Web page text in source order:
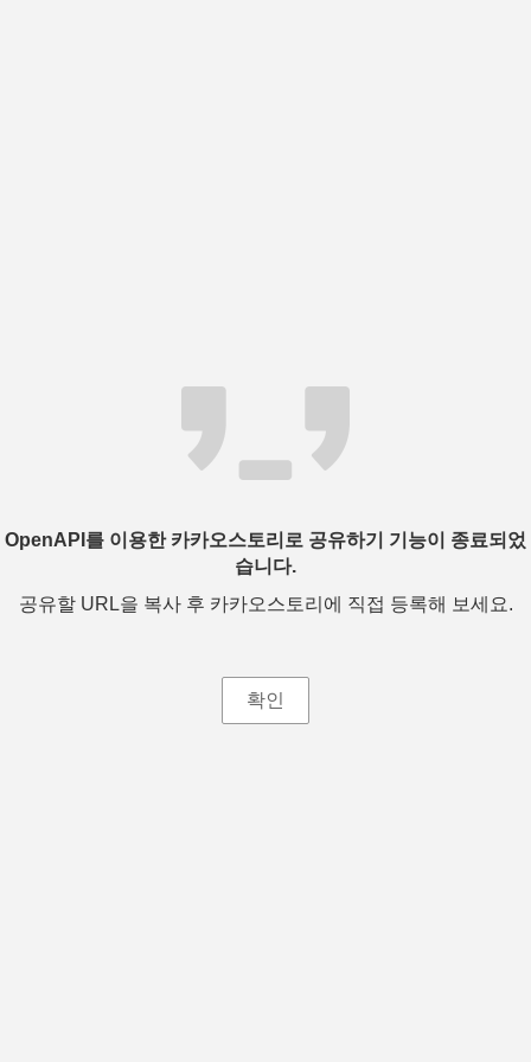
OpenAPI를 이용한 카카오스토리로 공유하기 기능이 종료되었
습니다.
공유할 URL을 복사 후 카카오스토리에 직접 등록해 보세요.
확인